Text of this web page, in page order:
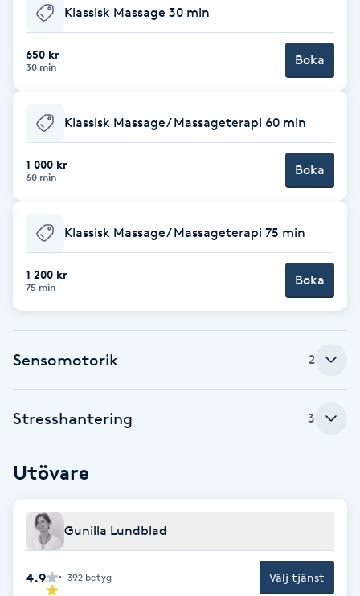
Babylights
Balayage
Bambumassage
Barber
Barnklippning
BIAB
Brynformning
Brynplockning
Bröllopsuppsättning
Celluliter
Klassisk Massage 30 min
650 kr
30 min Boka
Klassisk Massage/ Massageterapi 60 min
1 000 kr
60 min Boka
Klassisk Massage/ Massageterapi 75 min
1 200 kr
75 min Boka
Sensomotorik 2
Stresshantering 3
Utövare
Gunilla Lundblad
4.9 392 betyg Välj tjänst